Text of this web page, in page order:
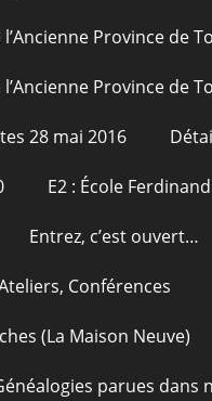
Province de
Province de
28 mai 2016
E2 : École
Entrez, c’est ouvert…
Conférences
(La Maison Neuve)
parues dans